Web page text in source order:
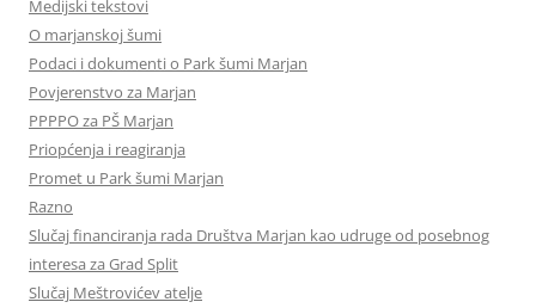
Medijski tekstovi
O marjanskoj šumi
Podaci i dokumenti o Park šumi Marjan
Povjerenstvo za Marjan
PPPPO za PŠ Marjan
Priopćenja i reagiranja
Promet u Park šumi Marjan
Razno
Slučaj financiranja rada Društva Marjan kao udruge od posebnog
interesa za Grad Split
Slučaj Meštrovićev atelje